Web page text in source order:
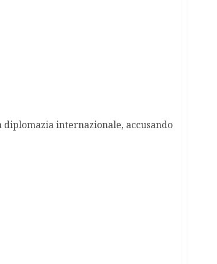
internazionale, accusando